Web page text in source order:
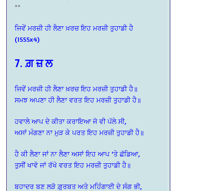
**
ਜਿਵੇਂ ਮਰਜ਼ੀ ਹੀ ਲੈਣਾ ਖ਼ਰਚ ਇਹ ਮਰਜ਼ੀ ਤੁਹਾਡੀ ਹੈ
(ISSSx4)
7. ਗ਼ ਜ਼ ਲ
ਜਿਵੇਂ ਮਰਜ਼ੀ ਹੀ ਲੈਣਾ ਖ਼ਰਚ ਇਹ ਮਰਜ਼ੀ ਤੁਹਾਡੀ ਹੈ॥
ਸਮਝ ਅਪਣਾ ਹੀ ਲੈਣਾ ਵਰਤ ਇਹ ਮਰਜ਼ੀ ਤੁਹਾਡੀ ਹੈ॥
ਹਵਾਲੇ ਆਪ ਦੇ ਕੀਤਾ ਕਰਾਇਆ ਜੋ ਵੀ ਪੱਲੇ ਸੀ,
ਅਸਾਂ ਮੰਗਣਾ ਨਾ ਮੁੜ ਕੇ ਪਰਤ ਇਹ ਮਰਜ਼ੀ ਤੁਹਾਡੀ ਹੈ॥
ਹੈ ਕੀ ਲੈਣਾ ਜਾਂ ਨਾ ਲੈਣਾ ਅਸਾਂ ਇਹ ਆਪ ‘ਤੇ ਛੱਡਿਆ,
ਤੁਸੀਂ ਖਾਵੋ ਜਾਂ ਰੱਖੋ ਵਰਤ ਇਹ ਮਰਜ਼ੀ ਤੁਹਾਡੀ ਹੈ॥
ਬਹਾਦਰ ਬਣ ਲੜੋ ਗ਼ੁਰਬਤ ਅਤੇ ਮਹਿੰਗਾਈ ਦੇ ਸੰਗ ਭੀ,